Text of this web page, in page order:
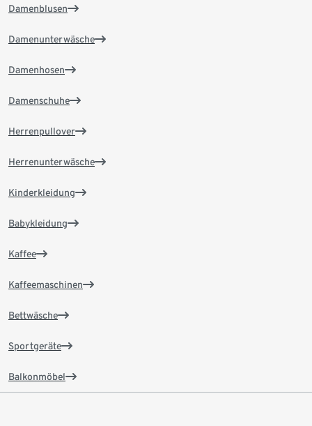
Damenblusen
Damenunterwäsche
Damenhosen
Damenschuhe
Herrenpullover
Herrenunterwäsche
Kinderkleidung
Babykleidung
Kaffee
Kaffeemaschinen
Bettwäsche
Sportgeräte
Balkonmöbel